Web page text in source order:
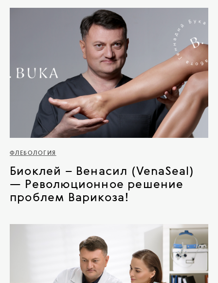
ФЛЕБОЛОГИЯ
Биоклей – Венасил (VenaSeal)
— Революционное решение
проблем Варикоза!